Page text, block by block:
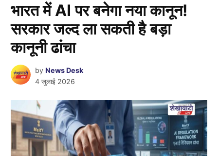
भारत में AI पर बनेगा नया कानून!
सरकार जल्द ला सकती है बड़ा
कानूनी ढांचा
by News Desk
4 जुलाई 2026